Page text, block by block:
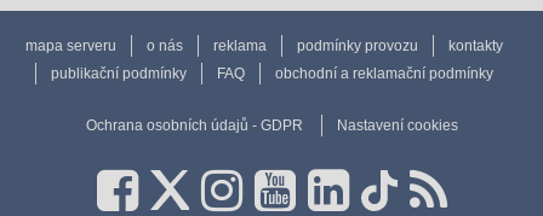
mapa serveru o nás reklama podmínky provozu
kontakty
publikační podmínky
FAQ obchodní a reklamační podmínky
Ochrana osobních údajů - GDPR Nastavení cookies